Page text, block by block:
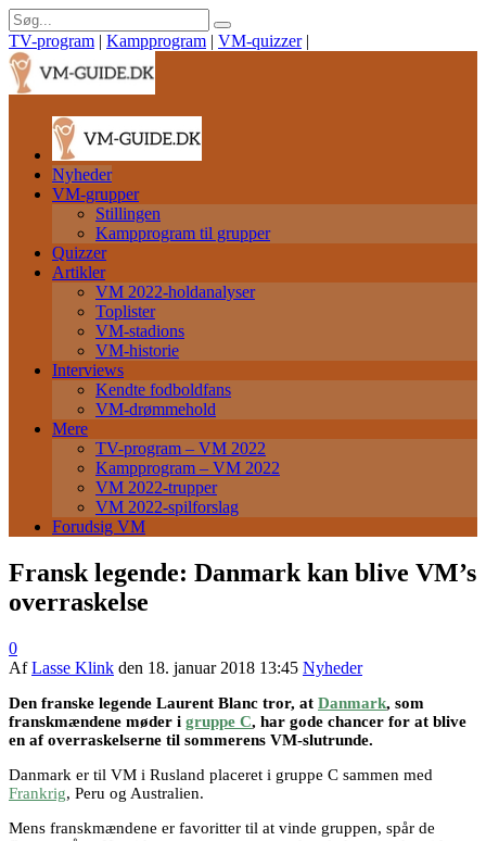
TV-program | Kampprogram | VM-quizzer |
Nyheder
VM-grupper
Stillingen
Kampprogram til grupper
Quizzer
Artikler
VM 2022-holdanalyser
Toplister
VM-stadions
VM-historie
Interviews
Kendte fodboldfans
VM-drømmehold
Mere
TV-program – VM 2022
Kampprogram – VM 2022
VM 2022-trupper
VM 2022-spilforslag
Forudsig VM
Fransk legende: Danmark kan blive VM’s
overraskelse
0
AfLasse Klink den 18. januar 2018 13:45 Nyheder
Den franske legende Laurent Blanc tror, at Danmark, som
franskmændene møder i gruppe C, har gode chancer for at blive
en af overraskelserne til sommerens VM-slutrunde.
Danmark er til VM i Rusland placeret i gruppe C sammen med
Frankrig, Peru og Australien.
Mens franskmændene er favoritter til at vinde gruppen, spår de